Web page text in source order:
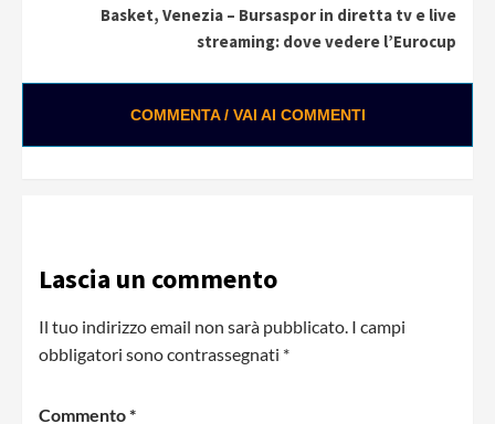
Basket, Venezia – Bursaspor in diretta tv e live
streaming: dove vedere l’Eurocup
COMMENTA / VAI AI COMMENTI
Lascia un commento
Il tuo indirizzo email non sarà pubblicato. I campi
obbligatori sono contrassegnati *
Commento*